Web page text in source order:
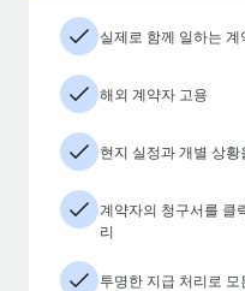
실제로 함께 일하는
해외 계약자 고용
현지 실정과 개별 상
계약자의 청구서를 클
리
투명한 지급 처리로 모